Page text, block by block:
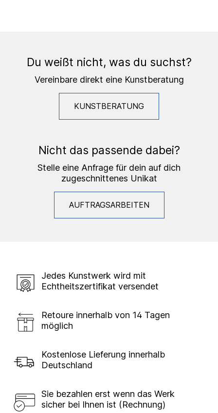
Du weißt nicht, was du suchst?
Vereinbare direkt eine Kunstberatung
KUNSTBERATUNG
Nicht das passende dabei?
Stelle eine Anfrage für dein auf dich
zugeschnittenes Unikat
AUFTRAGSARBEITEN
Jedes Kunstwerk wird mit
Echtheitszertifikat versendet
Retoure innerhalb von 14 Tagen
möglich
Kostenlose Lieferung innerhalb
Deutschland
Sie bezahlen erst wenn das Werk
sicher bei Ihnen ist (Rechnung)